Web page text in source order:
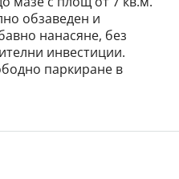
обзаведен и
нанасяне, без
инвестиции.
паркиране в